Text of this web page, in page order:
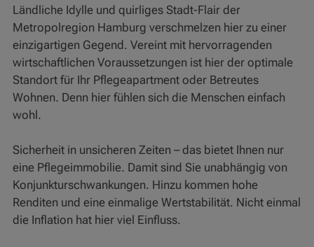
Ländliche Idylle und quirliges Stadt-Flair der
Metropolregion Hamburg verschmelzen hier zu einer
einzigartigen Gegend. Vereint mit hervorragenden
wirtschaftlichen Voraussetzungen ist hier der optimale
Standort für Ihr Pflegeapartment oder Betreutes
Wohnen. Denn hier fühlen sich die Menschen einfach
wohl.
Sicherheit in unsicheren Zeiten – das bietet Ihnen nur
eine Pflegeimmobilie. Damit sind Sie unabhängig von
Konjunkturschwankungen. Hinzu kommen hohe
Renditen und eine einmalige Wertstabilität. Nicht einmal
die Inflation hat hier viel Einfluss.